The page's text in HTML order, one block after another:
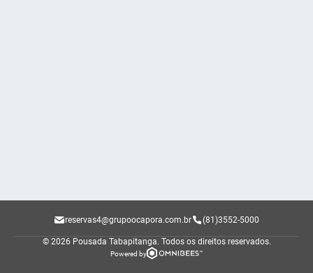
reservas4@grupoocapora.com.br (81)3552-5000
© 2026 Pousada Tabapitanga. Todos os direitos reservados.
Powered by